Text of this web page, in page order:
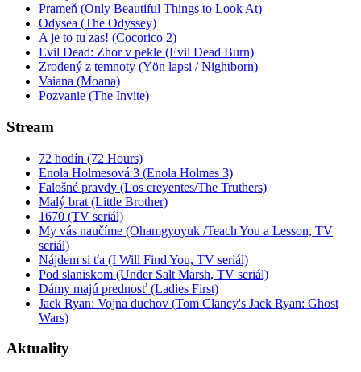
Prameň (Only Beautiful Things to Look At)
Odysea (The Odyssey)
A je to tu zas! (Cocorico 2)
Evil Dead: Zhor v pekle (Evil Dead Burn)
Zrodený z temnoty (Yön lapsi / Nightborn)
Vaiana (Moana)
Pozvanie (The Invite)
Stream
72 hodín (72 Hours)
Enola Holmesová 3 (Enola Holmes 3)
Falošné pravdy (Los creyentes/The Truthers)
Malý brat (Little Brother)
1670 (TV seriál)
My vás naučíme (Ohamgyoyuk /Teach You a Lesson, TV
seriál)
Nájdem si ťa (I Will Find You, TV seriál)
Pod slaniskom (Under Salt Marsh, TV seriál)
Dámy majú prednosť (Ladies First)
Jack Ryan: Vojna duchov (Tom Clancy's Jack Ryan: Ghost
Wars)
Aktuality